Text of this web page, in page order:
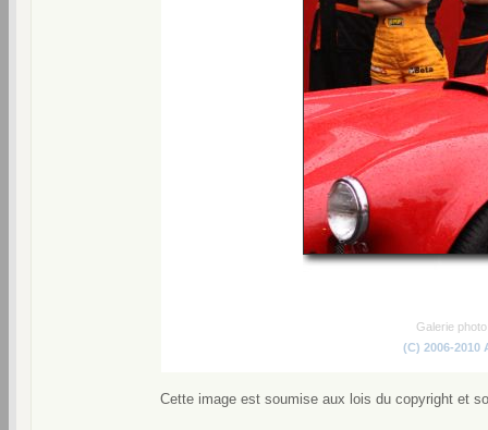
Galerie
(C) 2006-2010
Cette image est soumise aux lois du copyright et